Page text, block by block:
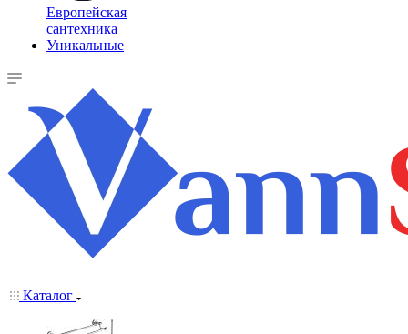
Европейская
сантехника
Уникальные
Каталог